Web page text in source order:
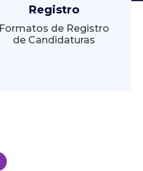
Registro
Formatos de Registro
de Candidaturas